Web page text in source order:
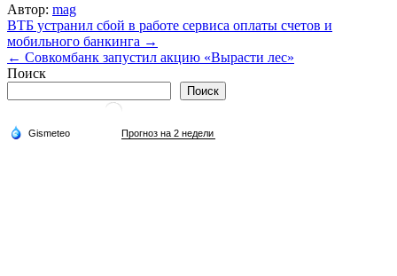
Автор: mag
Навигация
по
записям
ВТБ устранил сбой в работе сервиса оплаты счетов и
мобильного банкинга →
← ​Совкомбанк запустил акцию «Вырасти лес»
Поиск
Поиск